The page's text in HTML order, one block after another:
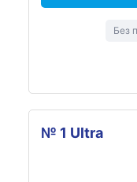
Без
№ 1 Ultra